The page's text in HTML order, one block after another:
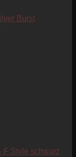
Burst
F Style schwarz